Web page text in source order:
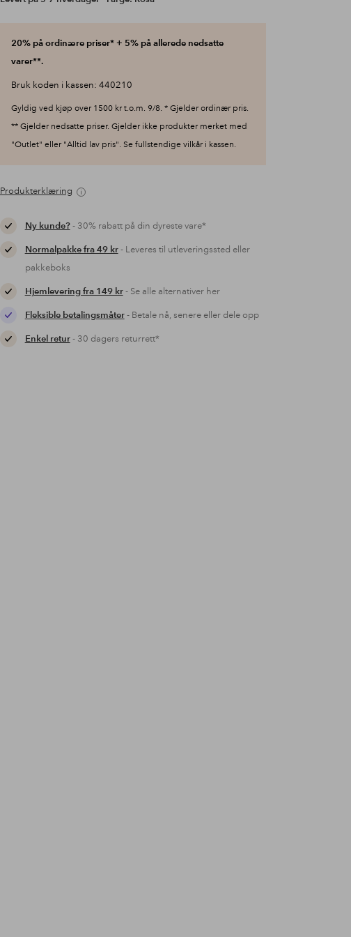
20% på ordinære priser* + 5% på allerede nedsatte
varer**.
Bruk koden i kassen: 440210
Gyldig ved kjøp over 1500 kr t.o.m. 9/8. * Gjelder ordinær pris.
** Gjelder nedsatte priser. Gjelder ikke produkter merket med
"Outlet" eller "Alltid lav pris". Se fullstendige vilkår i kassen.
Produkterklæring
Ny kunde?- 30% rabatt på din dyreste vare*
Normalpakke fra 49 kr- Leveres til utleveringssted eller
pakkeboks
Hjemlevering fra 149 kr- Se alle alternativer her
Fleksible betalingsmåter- Betale nå, senere eller dele opp
Enkel retur- 30 dagers returrett*